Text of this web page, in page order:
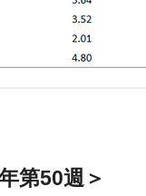
第50週＞